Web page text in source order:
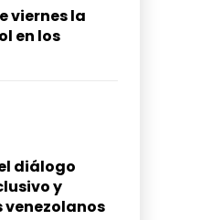
viernes la
en los
diálogo
y
venezolanos